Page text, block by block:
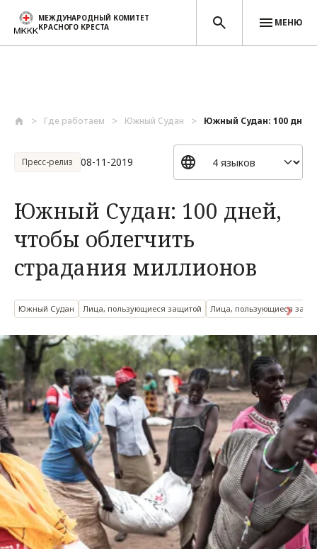
МЕЖДУНАРОДНЫЙ КОМИТЕТ
КРАСНОГО КРЕСТА
МЕНЮ
Где работаем Южный Судан Южный Судан: 100
Пресс-релиз 08-11-2019
Южный Судан: 100 дней,
чтобы облегчить
страдания миллионов
Южный Судан Лица, пользующиеся защитой Лица, пользующиеся